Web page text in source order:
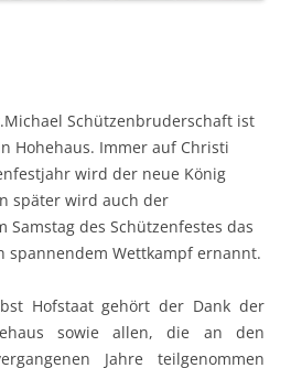
Schützenbruderschaft ist
Hohehaus. Immer auf Christi
wird der neue König
später wird auch der
Samstag des Schützenfestes das
spannendem Wettkampf ernannt.
Hofstaat gehört der Dank der
sowie allen, die an den
Jahre teilgenommen